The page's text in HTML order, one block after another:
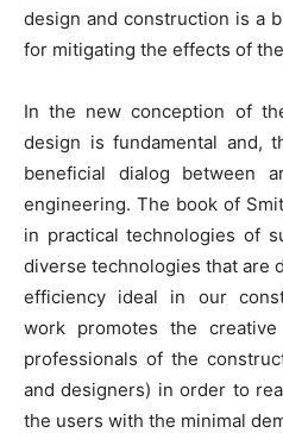
design and construction is a
for mitigating the effects of
In the new conception of
design is fundamental and,
beneficial dialog between
engineering. The book of
in practical technologies of
diverse technologies that are
efficiency ideal in our
work promotes the
professionals of the
and designers) in order to
the users with the minimal